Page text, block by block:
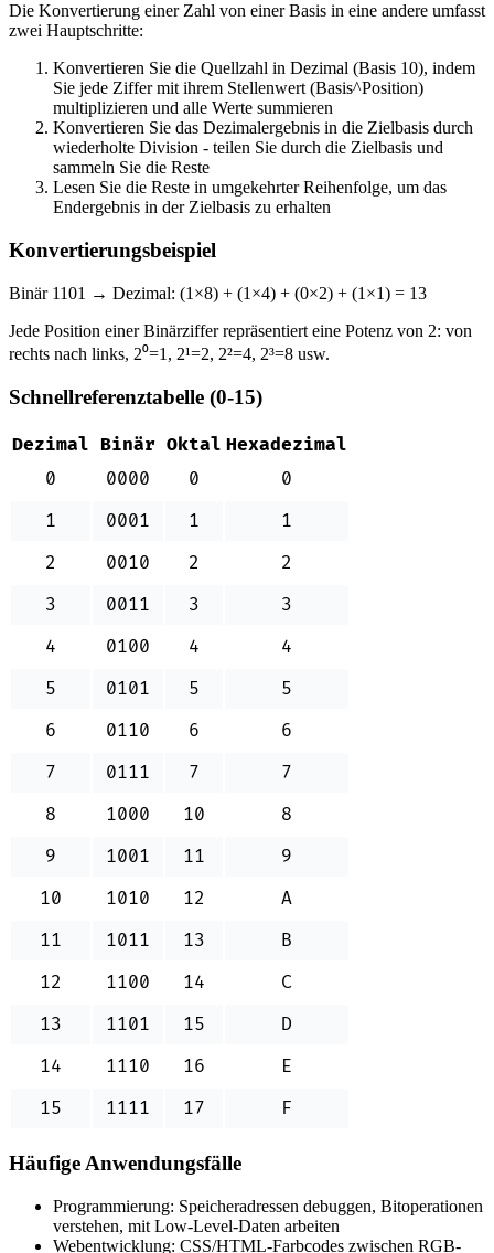
Die Konvertierung einer Zahl von einer Basis in eine andere umfasst
zwei Hauptschritte:
Konvertieren Sie die Quellzahl in Dezimal (Basis 10), indem
Sie jede Ziffer mit ihrem Stellenwert (Basis^Position)
multiplizieren und alle Werte summieren
Konvertieren Sie das Dezimalergebnis in die Zielbasis durch
wiederholte Division - teilen Sie durch die Zielbasis und
sammeln Sie die Reste
Lesen Sie die Reste in umgekehrter Reihenfolge, um das
Endergebnis in der Zielbasis zu erhalten
Konvertierungsbeispiel
Binär 1101 → Dezimal: (1×8) + (1×4) + (0×2) + (1×1) = 13
Jede Position einer Binärziffer repräsentiert eine Potenz von 2: von
rechts nach links, 2⁰=1, 2¹=2, 2²=4, 2³=8 usw.
Schnellreferenztabelle (0-15)
Dezimal Binär Oktal Hexadezimal
0
0000 0
0
1
0001 1
1
2
0010 2
2
3
0011 3
3
4
0100 4
4
5
0101 5
5
6
0110 6
6
7
0111 7
7
8
1000 10
8
9
1001 11
9
10
1010 12
A
11
1011 13
B
12
1100 14
C
13
1101 15
D
14
1110 16
E
15
1111 17 F
Häufige Anwendungsfälle
Programmierung: Speicheradressen debuggen, Bitoperationen
verstehen, mit Low-Level-Daten arbeiten
Webentwicklung: CSS/HTML-Farbcodes zwischen RGB-